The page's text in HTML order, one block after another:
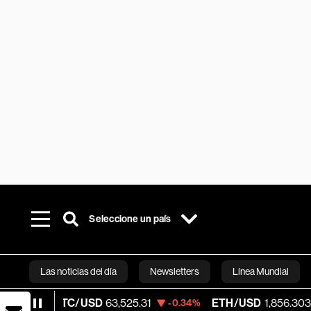
Seleccione un país
Las noticias del día Newsletters Línea Mundial
Bloomberg
BTC/USD 63,525.31 -0.34% ETH/USD 1,856.303 -0.60%